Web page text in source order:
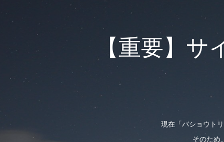
【重要】
現在「バショウト
そのため